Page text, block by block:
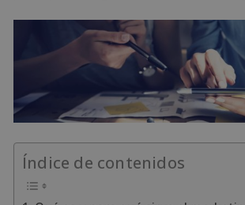
Índice de contenidos